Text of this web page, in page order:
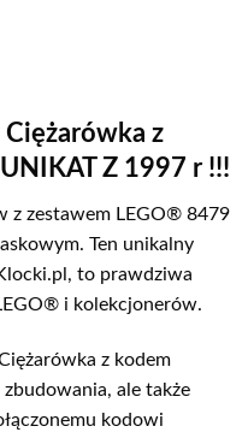
z
Z 1997 r !!!
z zestawem LEGO® 8479
Ten unikalny
to prawdziwa
i kolekcjonerów.
z kodem
ale także
kodowi